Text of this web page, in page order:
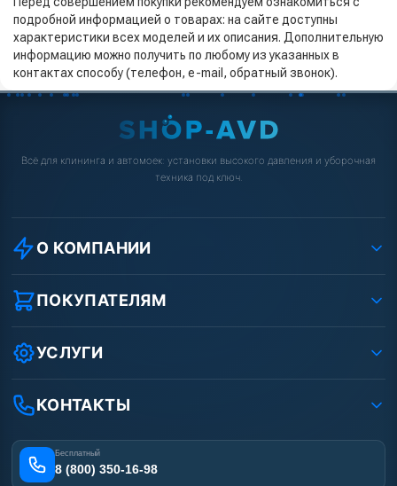
подробной информацией о товарах: на сайте доступны
характеристики всех моделей и их описания. Дополнительную
информацию можно получить по любому из указанных в
контактах способу (телефон, e-mail, обратный звонок).
Всё для клининга и автомоек: установки высокого давления и уборочная
техника под ключ.
О КОМПАНИИ
О компании
Реквизиты ООО «Шоп АВД»
Защита данных клиента
Условия соглашения
Вакансии
Статьи
ПОКУПАТЕЛЯМ
Как заказать?
Оплата
Доставка
Лизинг
Получить скидку
УСЛУГИ
Ремонт АВД
Сертификаты
Наши работы
Отзывы наших клиентов
Карта сайта
КОНТАКТЫ
Бесплатный
8 (800) 350-16-98